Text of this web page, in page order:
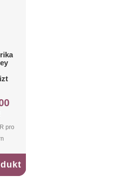
pro